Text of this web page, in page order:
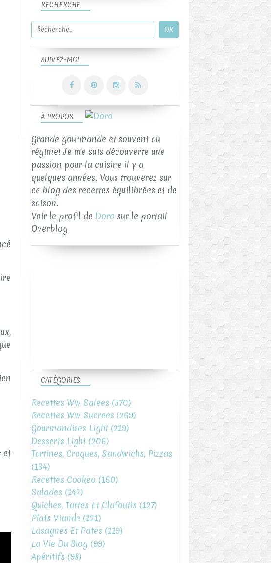
et
SUIVEZ-MOI
RECHERCHE
À PROPOS
Grande gourmande et souvent au
régime! Je me suis découverte une
passion pour la cuisine il y a
quelques années. Vous trouverez sur
ce blog des recettes équilibrées et de
saison.
Voir le profil de Doro sur le portail
Overblog
CATÉGORIES
Recettes Ww Salees (570)
Recettes Ww Sucrees (269)
Gourmandises Light(219)
Desserts Light(206)
Tartines, Croques, Sandwichs, Pizzas
(164)
Recettes Cookeo (160)
Salades (142)
Quiches, Tartes Et Clafoutis (127)
Plats Viande (121)
Lasagnes Et Pates (119)
La Vie Du Blog (99)
Apéritifs (98)